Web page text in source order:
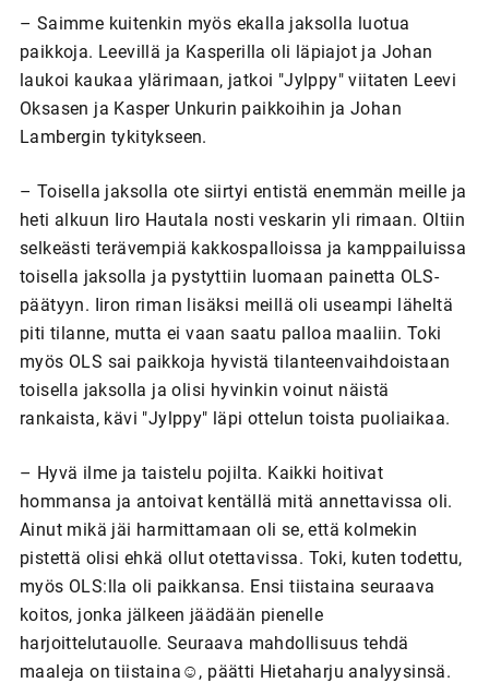
– Saimme kuitenkin myös ekalla jaksolla luotua
paikkoja. Leevillä ja Kasperilla oli läpiajot ja Johan
laukoi kaukaa ylärimaan, jatkoi "Jylppy" viitaten Leevi
Oksasen ja Kasper Unkurin paikkoihin ja Johan
Lambergin tykitykseen.
– Toisella jaksolla ote siirtyi entistä enemmän meille ja
heti alkuun Iiro Hautala nosti veskarin yli rimaan. Oltiin
selkeästi terävempiä kakkospalloissa ja kamppailuissa
toisella jaksolla ja pystyttiin luomaan painetta OLS-
päätyyn. Iiron riman lisäksi meillä oli useampi läheltä
piti tilanne, mutta ei vaan saatu palloa maaliin. Toki
myös OLS sai paikkoja hyvistä tilanteenvaihdoistaan
toisella jaksolla ja olisi hyvinkin voinut näistä
rankaista, kävi "Jylppy" läpi ottelun toista puoliaikaa.
– Hyvä ilme ja taistelu pojilta. Kaikki hoitivat
hommansa ja antoivat kentällä mitä annettavissa oli.
Ainut mikä jäi harmittamaan oli se, että kolmekin
pistettä olisi ehkä ollut otettavissa. Toki, kuten todettu,
myös OLS:lla oli paikkansa. Ensi tiistaina seuraava
koitos, jonka jälkeen jäädään pienelle
harjoittelutauolle. Seuraava mahdollisuus tehdä
maaleja on tiistaina☺, päätti Hietaharju analyysinsä.